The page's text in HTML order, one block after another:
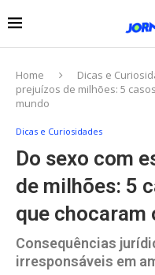
Home Dicas e
prejuízos de milhões: 5
mundo
Dicas e Curiosidades
Do sexo com
de milhões: 5
que chocaram
Consequências
irresponsáveis em